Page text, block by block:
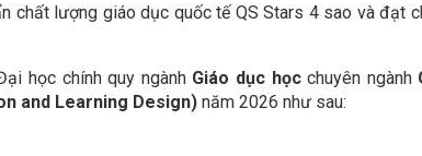
chất lượng giáo dục quốc tế QS Stars 4 sao và đạt
học chính quy ngành Giáo dục họcchuyên ngành
and Learning Design) năm 2026 như sau: